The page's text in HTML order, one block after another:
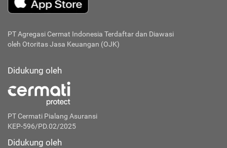
PT Agregasi Cermat Indonesia Terdaftar dan Diawasi
oleh Otoritas Jasa Keuangan (OJK)
Didukung oleh
PT Cermati Pialang Asuransi
KEP-596/PD.02/2025
Didukung oleh